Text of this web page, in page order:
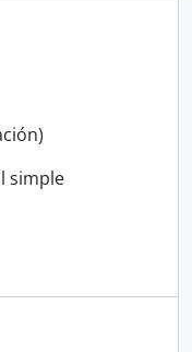
simple